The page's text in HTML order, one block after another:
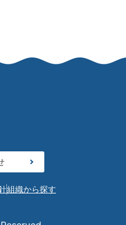
組織から探す